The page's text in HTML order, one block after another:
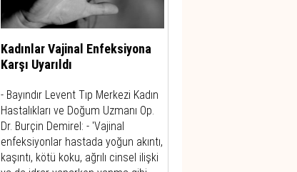
Kadınlar Vajinal Enfeksiyona
Karşı Uyarıldı
- Bayındır Levent Tıp Merkezi Kadın
Hastalıkları ve Doğum Uzmanı Op.
Dr. Burçin Demirel: - 'Vajinal
enfeksiyonlar hastada yoğun akıntı,
kaşıntı, kötü koku, ağrılı cinsel ilişki